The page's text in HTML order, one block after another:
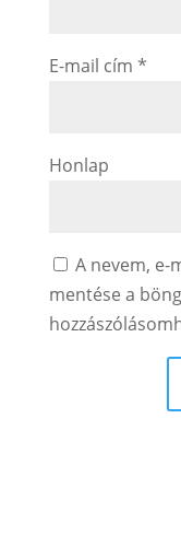
E-mail cím *
Honlap
A nevem, e-
mentése a